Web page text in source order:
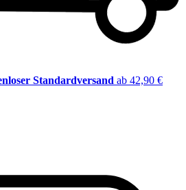
Standardversand ab 42,90 €